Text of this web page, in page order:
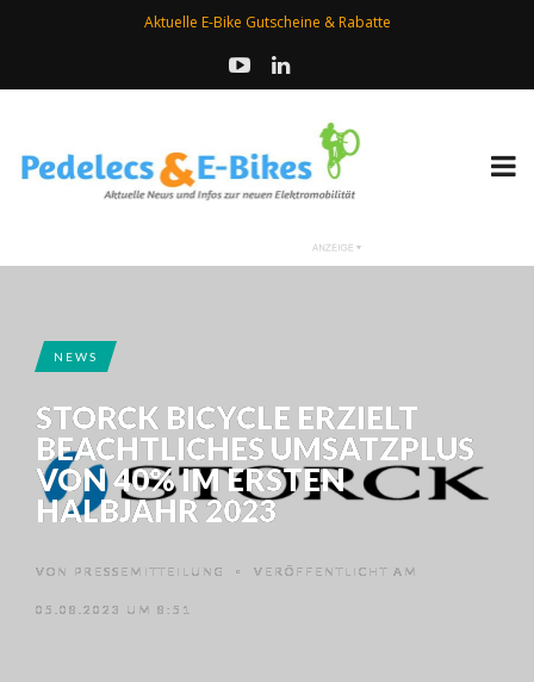
Aktuelle E-Bike Gutscheine & Rabatte
NEWS
STORCK BICYCLE ERZIELT
BEACHTLICHES UMSATZPLUS
VON 40% IM ERSTEN
HALBJAHR 2023
VON PRESSEMITTEILUNG • VERÖFFENTLICHT AM
05.08.2023 UM 8:51